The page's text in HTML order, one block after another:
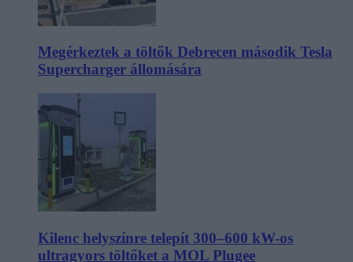
Megérkeztek a töltők Debrecen második Tesla
Supercharger állomására
Kilenc helyszínre telepít 300–600 kW-os
ultragyors töltőket a MOL Plugee